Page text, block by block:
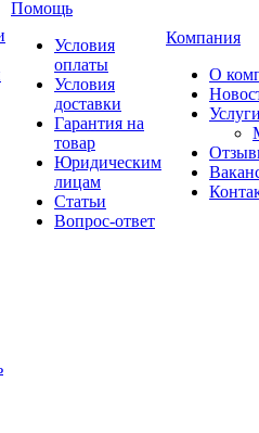
Помощь
Условия
оплаты
Условия
доставки
Гарантия на
товар
Юридическим
лицам
Статьи
Вопрос-ответ
Компания
О